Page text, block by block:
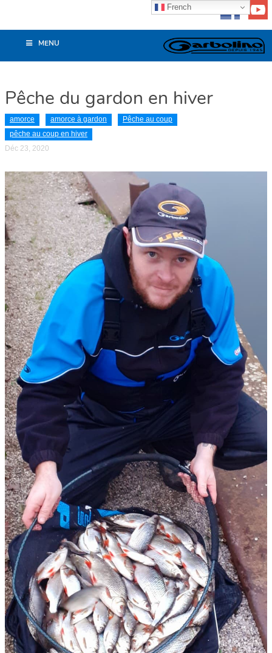
MENU
Pêche du gardon en hiver
amorce amorce à gardon
Pêche au coup
pêche au coup en hiver
Déc 23, 2020
French